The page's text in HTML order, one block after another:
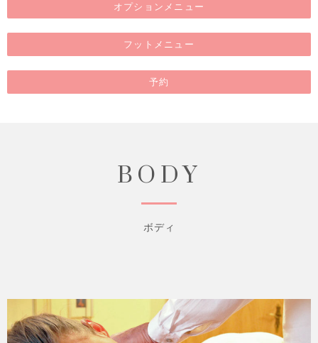
オプションメニュー
フットメニュー
予約
BODY
ボディ